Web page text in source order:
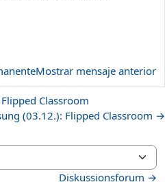
Mostrar mensaje anterior
Classroom
(03.12.): Flipped Classroom →
Diskussionsforum →